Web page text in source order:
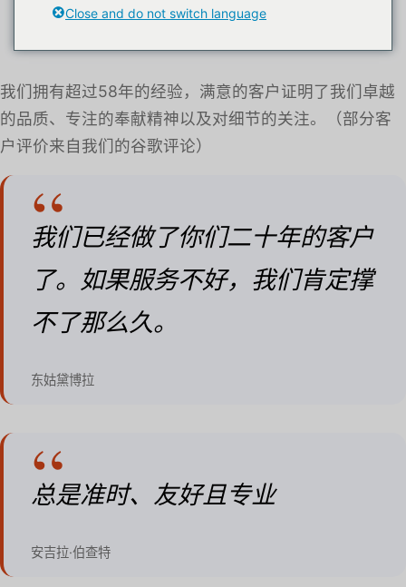
我们拥有超过58年的经验，满意的客户证明了我们卓越
的品质、专注的奉献精神以及对细节的关注。（部分客
户评价来自我们的谷歌评论）
我们已经做了你们二十年的客户
了。如果服务不好，我们肯定撑
不了那么久。
东姑黛博拉
总是准时、友好且专业
安吉拉·伯查特
Close and do not switch language